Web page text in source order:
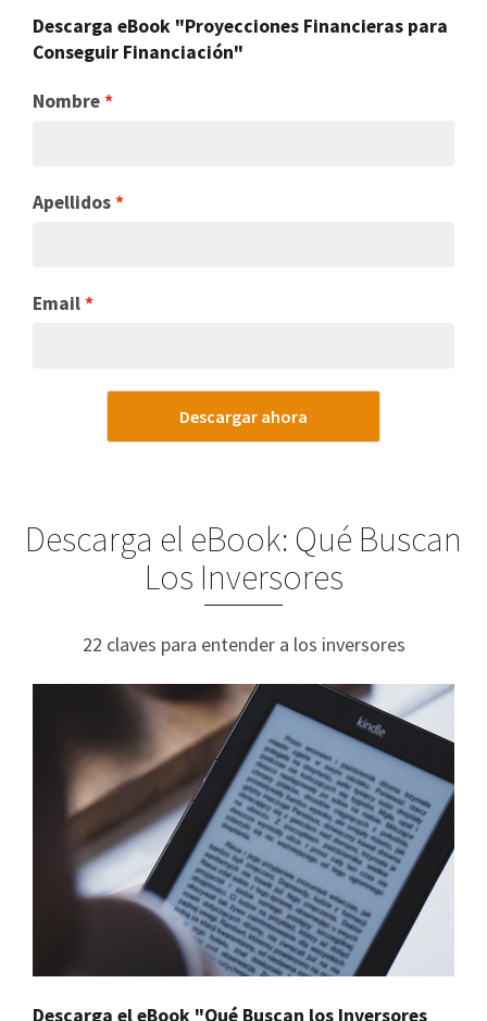
Descarga eBook "Proyecciones Financieras para
Conseguir Financiación"
Nombre
Apellidos
Email
Descargar ahora
Descarga el eBook: Qué Buscan
Los Inversores
22 claves para entender a los inversores
Descarga el eBook "Qué Buscan los Inversores